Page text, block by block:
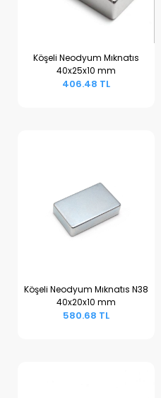
Sepete Ekle
Köşeli Neodyum Mıknatıs
40x25x10 mm
406.48 TL
Sepete Ekle
Köşeli Neodyum Mıknatıs N38
40x20x10 mm
580.68 TL